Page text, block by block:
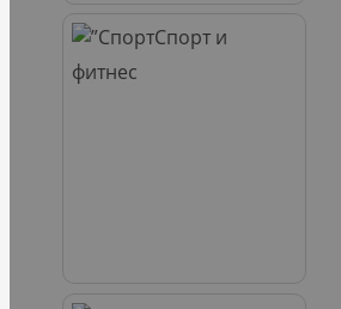
Спорт и
фитнес